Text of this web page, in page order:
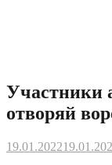
Участники
отворяй
19.01.2022